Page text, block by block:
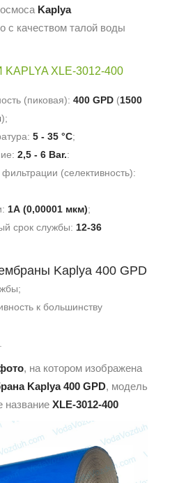
Kaplya
с качеством талой воды
XLE-3012-400
(пиковая): 400 GPD (1500
);
5 - 35 °С;
2,5 - 6 Bar.:
(селективность):
1А (0,00001 мкм);
срок службы: 12-36
Kaplya 400 GPD
к большинству
, на котором изображена
Kaplya 400 GPD, модель
название XLE-3012-400